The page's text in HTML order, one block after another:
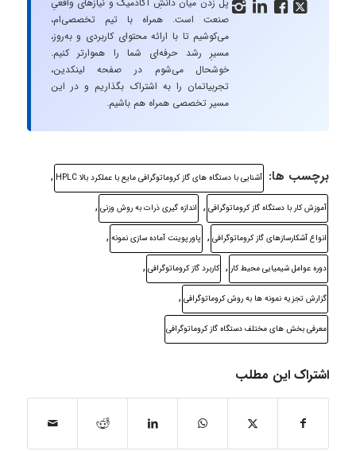
   
صنعت است. همراه با تیم تخصصی‌ام،
می‌کوشیم تا با ارائه محتوای کاربردی و به‌روز،
مسیرِ رشد حرفه‌ای شما را هموارتر کنیم.
خوشحال می‌شوم در صفحه لینکدین،
تجربیاتمان را به اشتراک بگذاریم و در این
مسیر تخصصی همراه هم باشیم.
برچسب ها: آشنایی با دستگاه های گاز کروماتوگرافی مایع با عملکرد بالا HPLC ,
آموزش کار با دستگاه گاز کروماتوگرافی , اندازه گیری ذرات به روش وزنی ,
انواع آشکارسازهای گاز کروماتوگرافی , پاورپوینت آماده سازی نمونه ,
دوره عوامل شیمیایی محیط کار , کاربرد گاز کروماتوگرافی ,
گزارش تجزیه نمونه ها به روش کروماتوگرافی ,
معرفی بخش های مختلف دستگاه گاز کروماتوگرافی
اشتراک این مطلب